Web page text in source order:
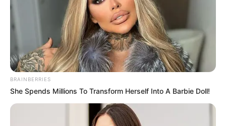
BRAINBERRIES
She Spends Millions To Transform Herself Into A Barbie Doll!